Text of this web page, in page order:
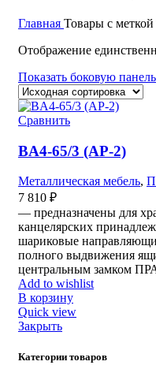
Закрыть
Категории товаров
Главная Товары с
Отображение
Показать боковую панель
Сравнить
BA4-65/3 (АР-2)
Металлическая мебель,
7 810 ₽
— предназначены для
канцелярских
шариковые
полного выдвижения
центральным замком
Add to wishlist
В корзину
Quick view